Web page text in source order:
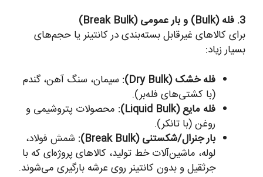
3. فله (Bulk) و بار عمومی (Break Bulk)
برای کالاهای غیرقابل بسته‌بندی در کانتینر یا حجم‌های
بسیار زیاد:
فله خشک (Dry Bulk):
سیمان، سنگ آهن، گندم
(با کشتی‌های فله‌بر).
فله مایع (Liquid Bulk):
محصولات پتروشیمی و
روغن (با تانکر).
بار جنرال/شکستنی (Break Bulk):
شمش فولاد،
لوله، ماشین‌آلات خط تولید، کالاهای پروژه‌ای که با
جرثقیل و بدون کانتینر روی عرشه بارگیری می‌شوند.